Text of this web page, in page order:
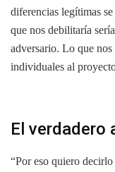
diferencias legítimas
que nos debilitaría
adversario. Lo que
individuales al
El verdadero
“Por eso quiero